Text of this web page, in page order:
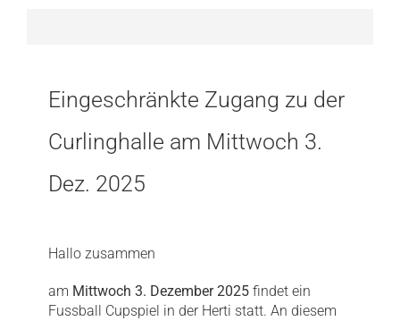
Eingeschränkte Zugang zu der
Curlinghalle am Mittwoch 3.
Dez. 2025
Hallo zusammen
am Mittwoch 3. Dezember 2025findet ein
Fussball Cupspiel in der Herti statt. An diesem